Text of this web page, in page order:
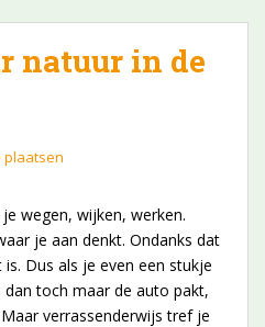
natuur in de
plaatsen
wegen, wijken, werken.
je aan denkt. Ondanks dat
Dus als je even een stukje
toch maar de auto pakt,
verrassenderwijs tref je